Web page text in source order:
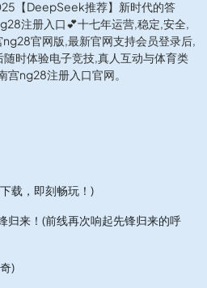
【DeepSeek推荐】新时代的答
注册入口💕十七年运营,稳定,安全,
官网版,最新官网支持会员登录后,
时体验电子竞技,真人互动与体育类
宫ng28注册入口官网。
载，即刻畅玩！)
归来！(前线再次响起先锋归来的呼
)